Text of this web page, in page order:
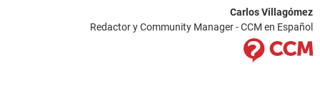
Carlos Villagómez
Redactor y Community Manager - CCM en Español